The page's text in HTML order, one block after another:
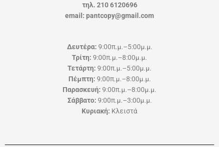
τηλ. 210 6120696
email: pantcopy@gmail.com
Δευτέρα: 9:00π.μ.–5:00μ.μ.
Τρίτη: 9:00π.μ.–8:00μ.μ.
Τετάρτη: 9:00π.μ.–5:00μ.μ.
Πέμπτη: 9:00π.μ.–8:00μ.μ.
Παρασκευή: 9:00π.μ.–8:00μ.μ.
Σάββατο: 9:00π.μ.–3:00μ.μ.
Κυριακή: Κλειστά